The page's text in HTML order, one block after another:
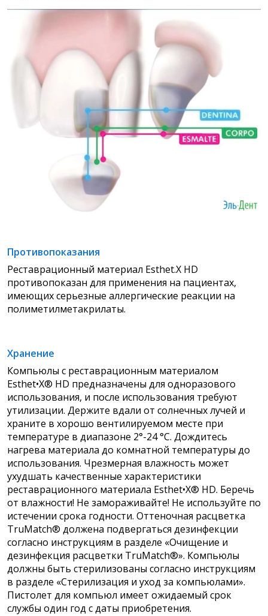
Противопоказания
Реставрационный материал Esthet.X HD
противопоказан для применения на пациентах,
имеющих серьезные аллергические реакции на
полиметилметакрилаты.
Хранение
Компьюлы с реставрационным материалом
Esthet•X® HD предназначены для одноразового
использования, и после использования требуют
утилизации. Держите вдали от солнечных лучей и
храните в хорошо вентилируемом месте при
температуре в диапазоне 2°-24 °C. Дождитесь
нагрева материала до комнатной температуры до
использования. Чрезмерная влажность может
ухудшать качественные характеристики
реставрационного материала Esthet•X® HD. Беречь
от влажности! Не замораживайте! Не используйте по
истечении срока годности. Оттеночная расцветка
TruMatch® должена подвергаться дезинфекции
согласно инструкциям в разделе «Очищение и
дезинфекция расцветки TruMatch®». Компьюлы
должны быть стерилизованы согласно инструкциям
в разделе «Стерилизация и уход за компьюлами».
Пистолет для компьюл имеет ожидаемый срок
службы один год с даты приобретения.